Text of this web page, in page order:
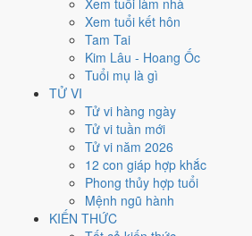
Xem tuổi kết hôn
Tam Tai
Kim Lâu - Hoang Ốc
Tuổi mụ là gì
TỬ VI
Tử vi hàng ngày
Tử vi tuần mới
Tử vi năm 2026
12 con giáp hợp khắc
Phong thủy hợp tuổi
Mệnh ngũ hành
KIẾN THỨC
Đinh Mùi
Ngày Kỷ Dậu có TrựcKiến(ngày khởi sự,
Ngọc Đường hoàng đạo. Điểm trung bình
Ngày Bình Hòa, phù hợp với công
Sửu, Tỵ, Thìnhợp ngày; tuổiMão
Ngày 27/9/2027 chỉ đạt
để thay thế, xem mục xử lý bên dưới.